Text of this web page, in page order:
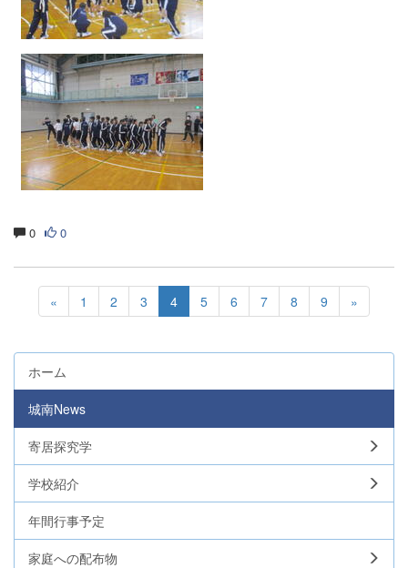
0 0
« 1 2 3 4 5 6 7 8 9 »
ホーム
城南News
寄居探究学
学校紹介
年間行事予定
家庭への配布物